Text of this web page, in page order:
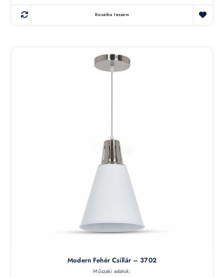
Kosárba teszem
Modern Fehér Csillár – 3702
Műszaki adatok: